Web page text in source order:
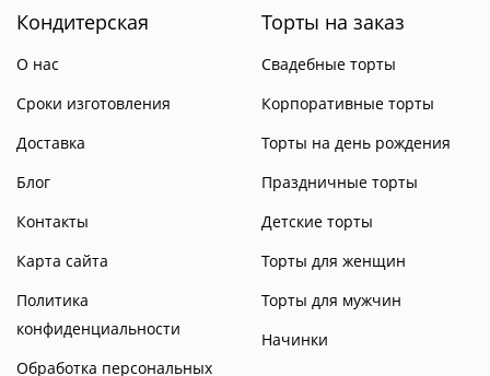
Кондитерская
О нас
Сроки изготовления
Доставка
Блог
Контакты
Карта сайта
Политика
конфиденциальности
Обработка персональных
Торты на заказ
Свадебные торты
Корпоративные торты
Торты на день рождения
Праздничные торты
Детские торты
Торты для женщин
Торты для мужчин
Начинки